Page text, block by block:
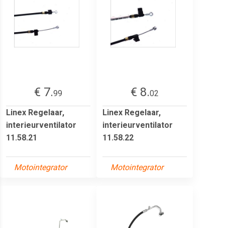
€ 7.99
Linex Regelaar,
interieurventilator
11.58.21
Motointegrator
€ 8.02
Linex Regelaar,
interieurventilator
11.58.22
Motointegrator